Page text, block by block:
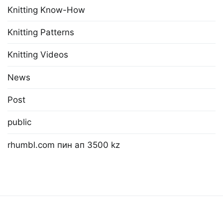
Knitting Know-How
Knitting Patterns
Knitting Videos
News
Post
public
rhumbl.com пин ап 3500 kz